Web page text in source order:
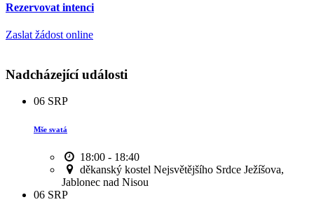
Rezervovat intenci
Zaslat žádost online
Nadcházející události
06 SRP
Mše svatá
18:00 - 18:40
děkanský kostel Nejsvětějšího Srdce Ježíšova,
Jablonec nad Nisou
06 SRP